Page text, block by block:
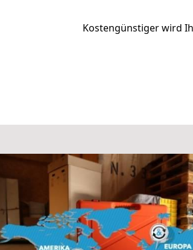
Kostengünstiger wird